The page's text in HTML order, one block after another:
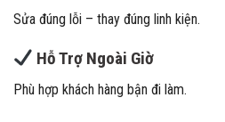
Sửa đúng lỗi – thay đúng linh kiện.
Hỗ Trợ Ngoài Giờ
Phù hợp khách hàng bận đi làm.